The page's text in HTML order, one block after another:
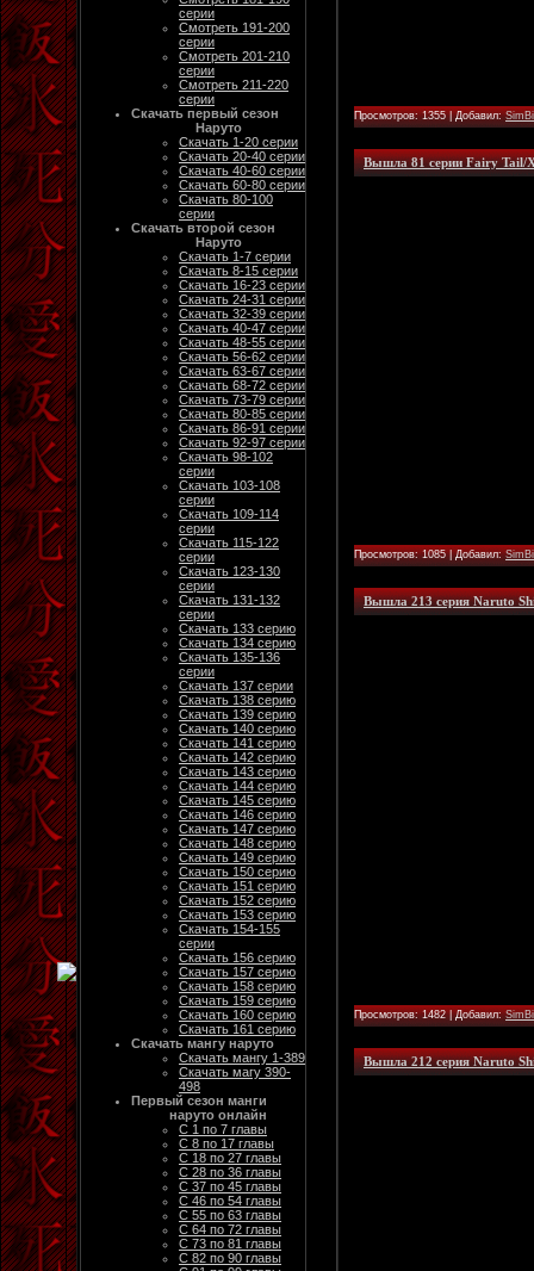
серии
Смотреть 191-200
серии
Смотреть 201-210
серии
Смотреть 211-220
серии
Скачать первый сезон
Наруто
Скачать 1-20 серии
Скачать 20-40 серии
Скачать 40-60 серии
Скачать 60-80 серии
Скачать 80-100
серии
Скачать второй сезон
Наруто
Скачать 1-7 серии
Скачать 8-15 серии
Скачать 16-23 серии
Скачать 24-31 серии
Скачать 32-39 серии
Скачать 40-47 серии
Скачать 48-55 серии
Скачать 56-62 серии
Скачать 63-67 серии
Скачать 68-72 серии
Скачать 73-79 серии
Скачать 80-85 серии
Скачать 86-91 серии
Скачать 92-97 серии
Скачать 98-102
серии
Скачать 103-108
серии
Скачать 109-114
серии
Скачать 115-122
серии
Скачать 123-130
серии
Скачать 131-132
серии
Скачать 133 серию
Скачать 134 серию
Скачать 135-136
серии
Скачать 137 серии
Скачать 138 серию
Скачать 139 серию
Скачать 140 серию
Скачать 141 серию
Скачать 142 серию
Скачать 143 серию
Скачать 144 серию
Скачать 145 серию
Скачать 146 серию
Скачать 147 серию
Скачать 148 серию
Скачать 149 серию
Скачать 150 серию
Скачать 151 серию
Скачать 152 серию
Скачать 153 серию
Скачать 154-155
серии
Скачать 156 серию
Скачать 157 серию
Скачать 158 серию
Скачать 159 серию
Скачать 160 серию
Скачать 161 серию
Скачать мангу наруто
Скачать мангу 1-389
Скачать магу 390-
498
Первый сезон манги
наруто онлайн
С 1 по 7 главы
С 8 по 17 главы
С 18 по 27 главы
С 28 по 36 главы
С 37 по 45 главы
С 46 по 54 главы
С 55 по 63 главы
С 64 по 72 главы
С 73 по 81 главы
С 82 по 90 главы
Просмотров: 1355 | Добавил:
Вышла 81 серии Fairy Tail/
Просмотров: 1085 | Добавил:
Вышла 213 серия Naruto
Просмотров: 1482 | Добавил:
Вышла 212 серия Naruto